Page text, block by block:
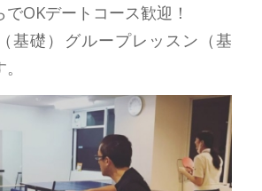
OKデートコース歓迎！
基礎）グループレッスン（基